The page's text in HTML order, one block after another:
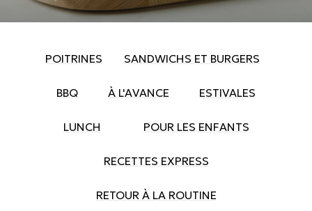
POITRINES SANDWICHS ET BURGERS
BBQ À L'AVANCE ESTIVALES
LUNCH POUR LES ENFANTS
RECETTES EXPRESS
RETOUR À LA ROUTINE